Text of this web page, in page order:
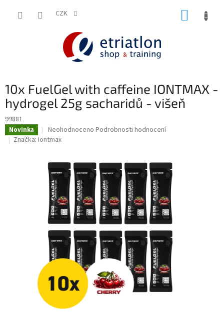
CZK
10x FuelGel with caffeine IONTMAX -
hydrogel 25g sacharidů - višeň
99881
Novinka
Průměrné
hodnocení
0,0
z
5
hvězdiček.
Neohodnoceno Podrobnosti hodnocení
Značka: Iontmax
shop.etriatlon.cz - Chat